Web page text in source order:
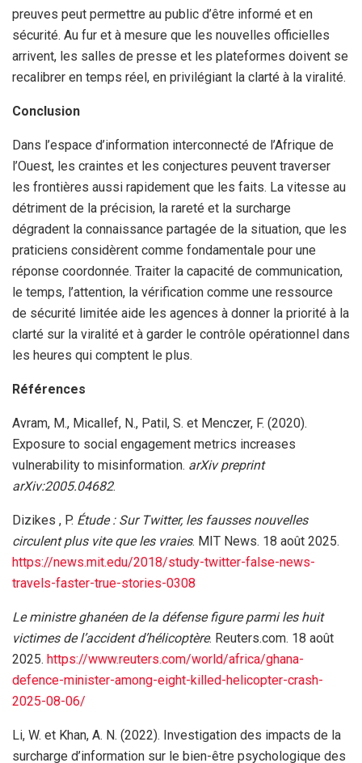
preuves peut permettre au public d’être informé et en
sécurité. Au fur et à mesure que les nouvelles officielles
arrivent, les salles de presse et les plateformes doivent se
recalibrer en temps réel, en privilégiant la clarté à la viralité.
Conclusion
Dans l’espace d’information interconnecté de l’Afrique de
l’Ouest, les craintes et les conjectures peuvent traverser
les frontières aussi rapidement que les faits. La vitesse au
détriment de la précision, la rareté et la surcharge
dégradent la connaissance partagée de la situation, que les
praticiens considèrent comme fondamentale pour une
réponse coordonnée. Traiter la capacité de communication,
le temps, l’attention, la vérification comme une ressource
de sécurité limitée aide les agences à donner la priorité à la
clarté sur la viralité et à garder le contrôle opérationnel dans
les heures qui comptent le plus.
Références
Avram, M., Micallef, N., Patil, S. et Menczer, F. (2020).
Exposure to social engagement metrics increases
vulnerability to misinformation. arXiv preprint
arXiv:2005.04682.
Dizikes , P. Étude : Sur Twitter, les fausses nouvelles
circulent plus vite que les vraies. MIT News. 18 août 2025.
https://news.mit.edu/2018/study-twitter-false-news-
travels-faster-true-stories-0308
Le ministre ghanéen de la défense figure parmi les huit
victimes de l’accident d’hélicoptère. Reuters.com. 18 août
2025. https://www.reuters.com/world/africa/ghana-
defence-minister-among-eight-killed-helicopter-crash-
2025-08-06/
Li, W. et Khan, A. N. (2022). Investigation des impacts de la
surcharge d’information sur le bien-être psychologique des